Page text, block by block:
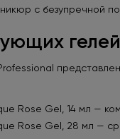
с безупречной
гелей
Rose Gel, 14 мл —
Rose Gel, 28 мл —